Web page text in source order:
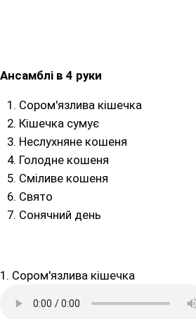
Ансамблі в 4 руки
Сором'язлива кішечка
Кішечка сумує
Неслухняне кошеня
Голодне кошеня
Сміливе кошеня
Свято
Сонячний день
1. Сором'язлива кішечка